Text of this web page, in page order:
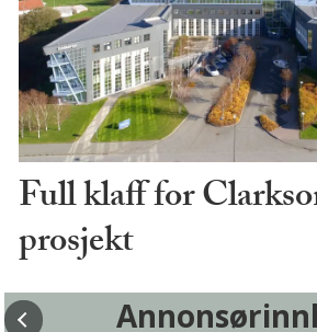
Full klaff for
prosjekt